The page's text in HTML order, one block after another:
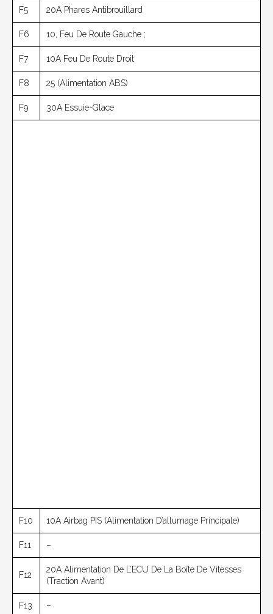
F5 20А Phares Antibrouillard
F6 10, Feu De Route Gauche ;
F7 10A Feu De Route Droit
F8 25 (alimentation ABS)
F9 30А Essuie-Glace
F10 10А Airbag PIS (alimentation D’allumage Principale)
F11 –
F12
20А Alimentation De L’ECU De La Boîte De Vitesses
(traction Avant)
F13 –